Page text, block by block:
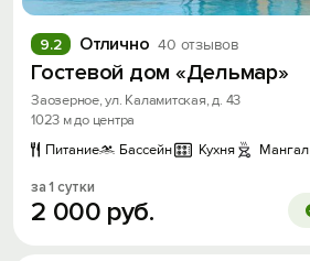
Отлично 40 отзывов
9.2
Гостевой дом «Дельмар»
Заозерное, ул. Каламитская, д. 43
1023 м до центра
Питание
Бассейн Кухня Мангал
за 1 сутки
2 000 руб.